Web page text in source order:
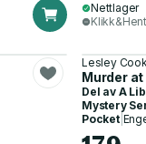
Nettlager
Klikk&Hent
Lesley
Murder
Del av A
Mystery
Pocket|